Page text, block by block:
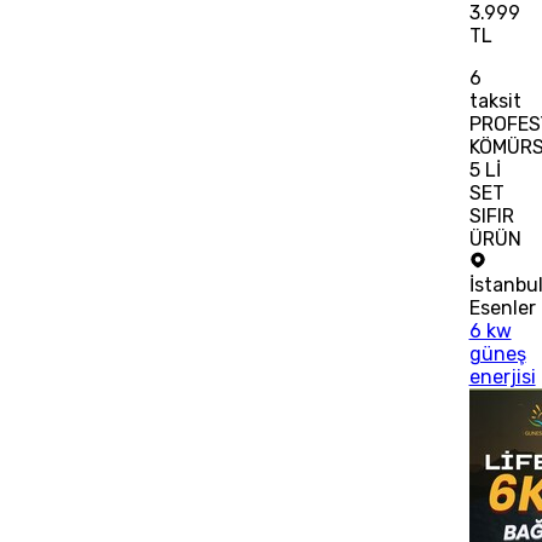
3.999
TL
6
taksit
5 Lİ
SET
SIFIR
ÜRÜN
İstanbul
Esenler
6 kw
güneş
enerjisi